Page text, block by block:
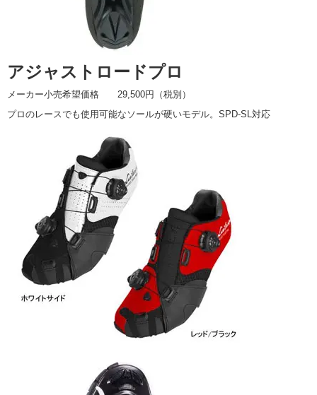
アジャストロードプロ
メーカー小売希望価格 29,500円（税別）
プロのレースでも使用可能なソールが硬いモデル。SPD-SL対応